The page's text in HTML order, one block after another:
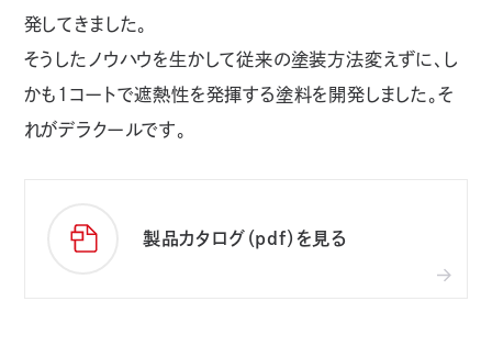
発してきました。
そうしたノウハウを生かして従来の塗装方法変えずに、し
かも1コートで遮熱性を発揮する塗料を開発しました。そ
れがデラクールです。
製品カタログ（pdf）を見る